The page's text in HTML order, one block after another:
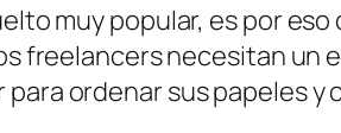
muy popular, es por
freelancers necesitan
ordenar sus papeles